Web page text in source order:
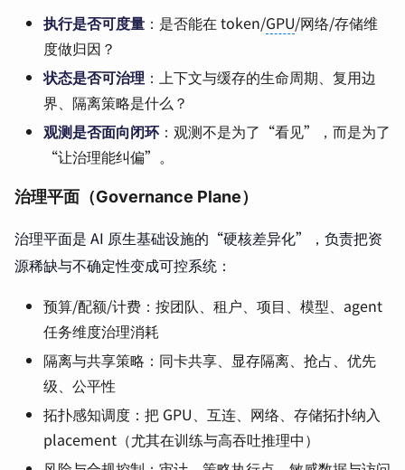
执行是否可度量 ：是否能在 token/GPU/网络/存储维
度做归因？
状态是否可治理 ：上下文与缓存的生命周期、复用边
界、隔离策略是什么？
观测是否面向闭环：观测不是为了“看见”，而是为了
“让治理能纠偏”。
治理平面（Governance Plane）
治理平面是 AI 原生基础设施的“硬核差异化”，负责把资
源稀缺与不确定性变成可控系统：
预算/配额/计费：按团队、租户、项目、模型、agent
任务维度治理消耗
隔离与共享策略：同卡共享、显存隔离、抢占、优先
级、公平性
拓扑感知调度：把 GPU、互连、网络、存储拓扑纳入
placement（尤其在训练与高吞吐推理中）